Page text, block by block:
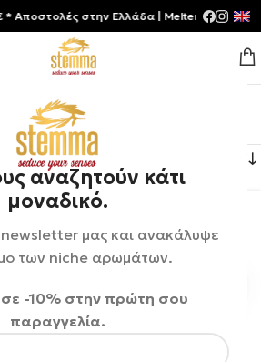
αναζητούν κάτι
μοναδικό.
μας και ανακάλυψε
των niche αρωμάτων.
-10% στην πρώτη σου
παραγγελία.
Σελίδα 3
αποτελέσματα
μπάρας
στην Ελλάδα | Meltemia Exclusive